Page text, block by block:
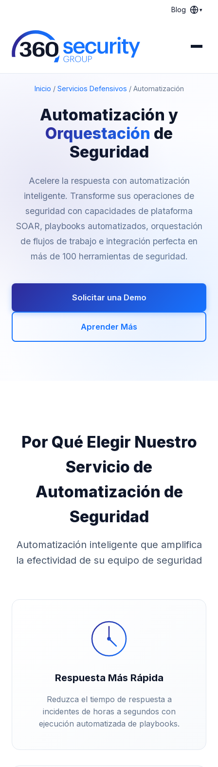
Blog ▾
Inicio / Servicios Defensivos / Automatización
Automatización y
Orquestación de
Seguridad
Acelere la respuesta con automatización
inteligente. Transforme sus operaciones de
seguridad con capacidades de plataforma
SOAR, playbooks automatizados, orquestación
de flujos de trabajo e integración perfecta en
más de 100 herramientas de seguridad.
Solicitar una Demo
Aprender Más
Por Qué Elegir Nuestro
Servicio de
Automatización de
Seguridad
Automatización inteligente que amplifica
la efectividad de su equipo de seguridad
Respuesta Más Rápida
Reduzca el tiempo de respuesta a
incidentes de horas a segundos con
ejecución automatizada de playbooks.